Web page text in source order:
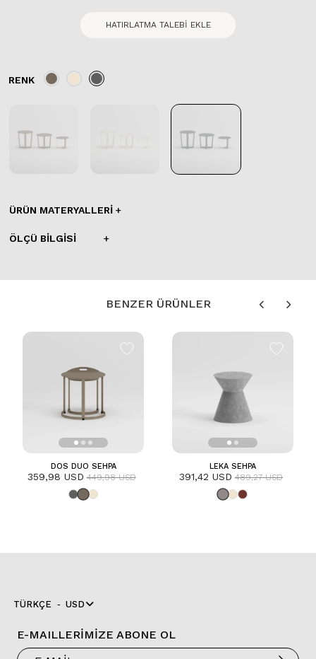
RENK
ÜRÜN MATERYALLERI
ÖLÇÜ BILGISI
HATIRLATMA TALEBI EKLE
BENZER ÜRÜNLER
DOS DUO SEHPA
359,98 USD 449,98 USD
LEKA SEHPA
391,42 USD 489,27 USD
TÜRKÇE USD
E-MAILLERİMİZE ABONE OL